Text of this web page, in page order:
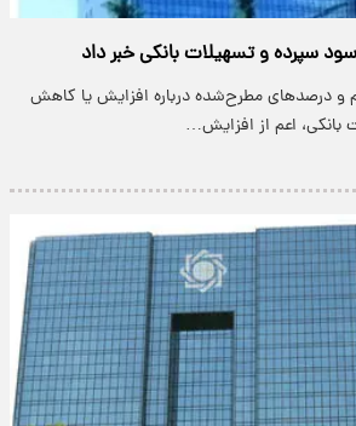
سود سپرده و تسهیلات بانکی خبر داد
و درصدهای مطرح‌شده درباره افزایش یا کاهش
بانکی، اعم از افزایش…